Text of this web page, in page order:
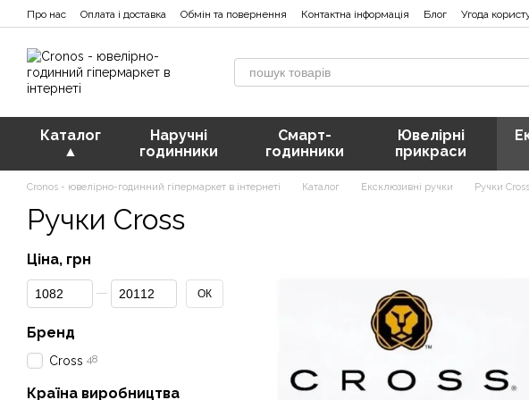
Перейти к основному контенту
Про нас Оплата і доставка Обмін та повернення Контактна інформація Блог Угода
Каталог
▲
Наручні
годинники
Смарт-
годинники
Ювелірні
прикраси
Cronos - ювелірно-годинний гіпермаркет в інтернеті Каталог Ексклюзивні ручки Ручки
Ручки Cross
Ціна, грн
От Ціна, грн
До Ціна, грн ОК
Бренд
Cross 48
Країна виробництва